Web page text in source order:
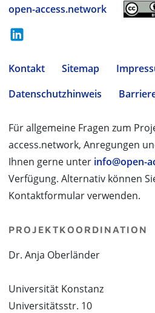
open-access.network
Kontakt Sitemap
Datenschutzhinweis
Für allgemeine Fragen zum
access.network, Anregungen
Ihnen gerne unter info@open-
Verfügung. Alternativ können
Kontaktformular verwenden.
PROJEKTKOORDINATION
Dr. Anja Oberländer
Universität Konstanz
Universitätsstr. 10